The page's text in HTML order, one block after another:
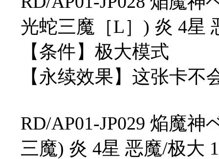
光蛇三魔［L］) 炎 4星
【条件】极大模式
【永续效果】这张卡
RD/AP01-JP029 焔魔
三魔) 炎 4星 恶魔/极大